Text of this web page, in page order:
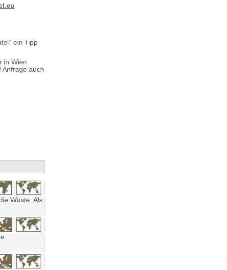
ein Tipp
in Wien
Anfrage auch
Wüste. Als